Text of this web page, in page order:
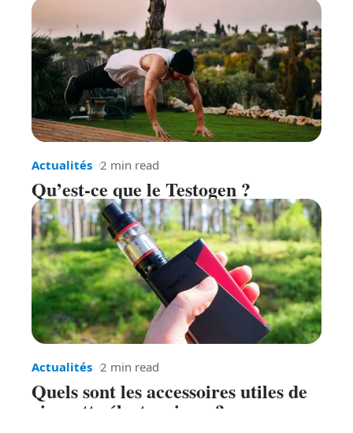
Actualités 2 min read
Qu’est-ce que le Testogen ?
Actualités 2 min read
Quels sont les accessoires utiles de
cigarette électronique ?